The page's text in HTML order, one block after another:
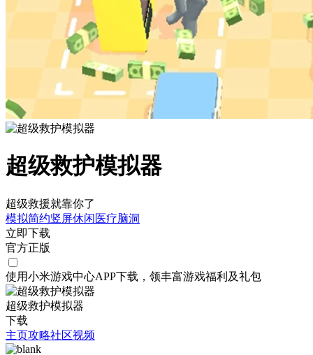
超级救护模拟器
超级救援就靠你了
模拟简约竖屏休闲 医疗脑洞
立即下载
官方正版
使用小米游戏中心APP下载 ，领丰富游戏福利 及礼包
超级救护模拟器
下载
主页攻略社区视频